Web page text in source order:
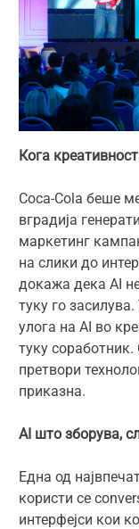
Кога
Coca-Cola беше
вградија
маркетинг
на слики до
докажа дека AI
туку го
улога на AI во
туку соработник.
претвори
приказна.
AI што зборува,
Една од
користи се
интерфејси кои